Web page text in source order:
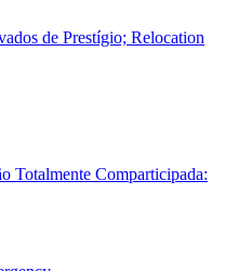
de Prestígio; Relocation
Totalmente Comparticipada: